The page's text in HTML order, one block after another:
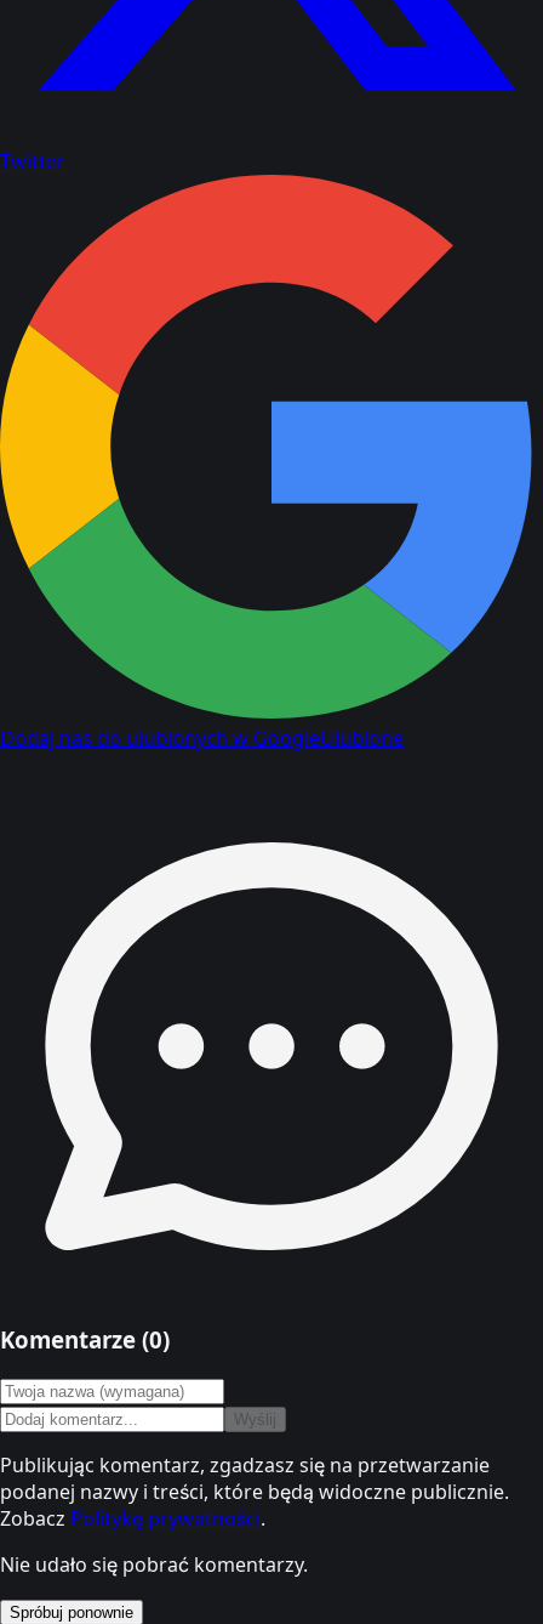
Twitter
Dodaj nas do ulubionych w GoogleUlubione
Komentarze (0)
Wyślij
Publikując komentarz, zgadzasz się na przetwarzanie
podanej nazwy i treści, które będą widoczne publicznie.
Zobacz Politykę prywatności.
Nie udało się pobrać komentarzy.
Spróbuj ponownie